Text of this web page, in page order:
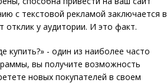
с текстовой рекламой заключается в
отклик у аудитории. И это факт.
купить?» - один из наиболее часто
вы получите возможность
новых покупателей в своем